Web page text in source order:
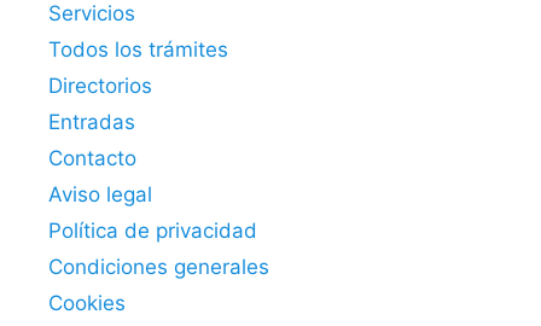
Servicios
Todos los trámites
Directorios
Entradas
Contacto
Aviso legal
Política de privacidad
Condiciones generales
Cookies